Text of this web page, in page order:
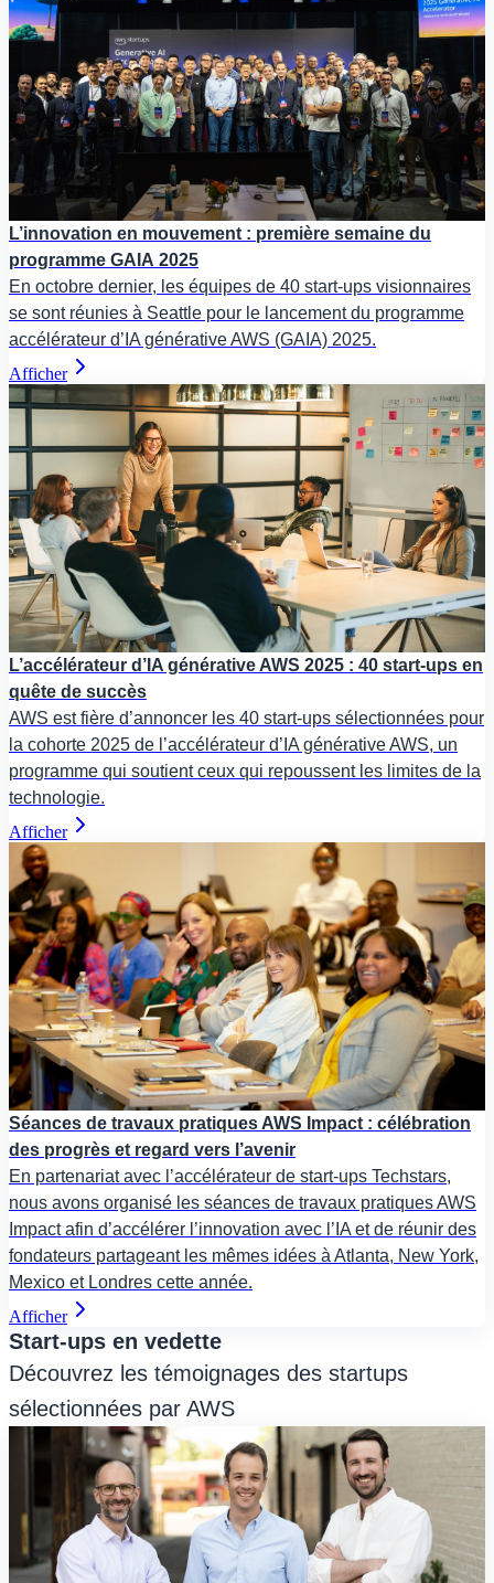
L’innovation en mouvement : première semaine du
programme GAIA 2025
En octobre dernier, les équipes de 40 start-ups visionnaires
se sont réunies à Seattle pour le lancement du programme
accélérateur d’IA générative AWS (GAIA) 2025.
Afficher
L’accélérateur d’IA générative AWS 2025 : 40 start-ups en
quête de succès
AWS est fière d’annoncer les 40 start-ups sélectionnées pour
la cohorte 2025 de l’accélérateur d’IA générative AWS, un
programme qui soutient ceux qui repoussent les limites de la
technologie.
Afficher
Séances de travaux pratiques AWS Impact : célébration
des progrès et regard vers l’avenir
En partenariat avec l’accélérateur de start-ups Techstars,
nous avons organisé les séances de travaux pratiques AWS
Impact afin d’accélérer l’innovation avec l’IA et de réunir des
fondateurs partageant les mêmes idées à Atlanta, New York,
Mexico et Londres cette année.
Afficher
Start-ups en vedette
Découvrez les témoignages des startups
sélectionnées par AWS